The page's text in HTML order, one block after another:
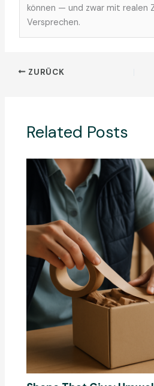
können — und zwar mit realen
Versprechen.
ZURÜCK
Related Posts